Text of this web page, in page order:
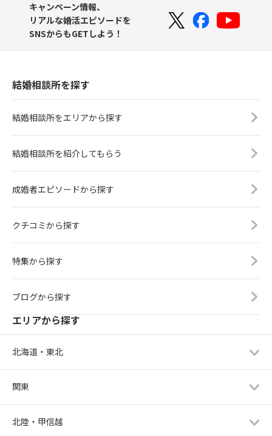
キャンペーン情報、
リアルな婚活エピソードを
SNSからもGETしよう！
結婚相談所を探す
結婚相談所をエリアから探す
結婚相談所を紹介してもらう
成婚者エピソードから探す
クチコミから探す
特集から探す
ブログから探す
エリアから探す
北海道・東北
関東
北陸・甲信越